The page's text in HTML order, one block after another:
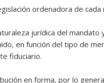
ordenadora de cada
jurídica del
en función del tipo de
fiduciario.
en forma, por lo